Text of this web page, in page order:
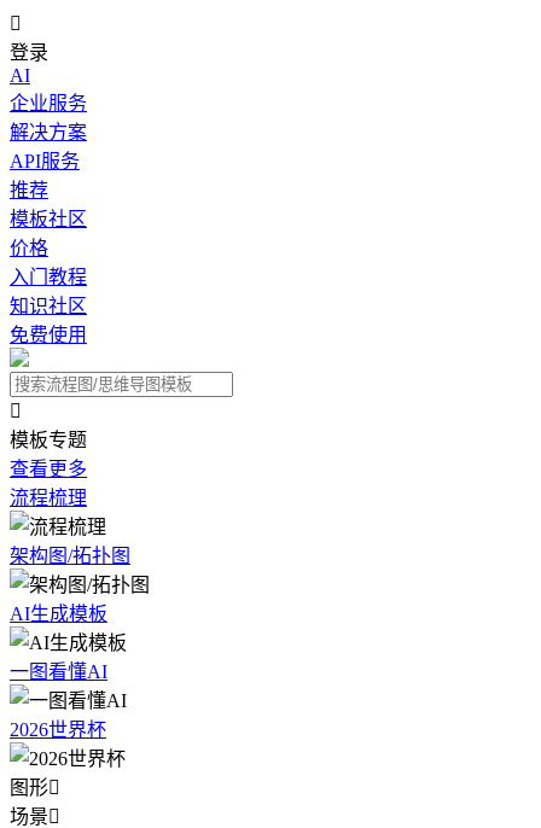

登录
AI
企业服务
解决方案
API服务
推荐
模板社区
价格
入门教程
知识社区
免费使用

模板专题
查看更多
流程梳理
架构图/拓扑图
AI生成模板
一图看懂AI
2026世界杯
图形
场景